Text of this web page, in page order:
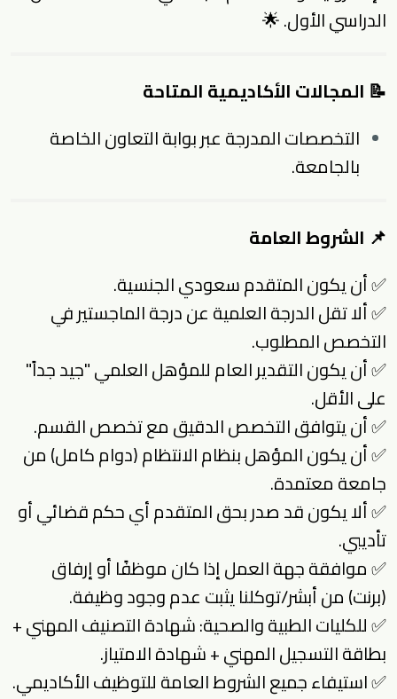
الدراسي الأول. 🌟
📝 المجالات الأكاديمية المتاحة
التخصصات المدرجة عبر بوابة التعاون الخاصة
بالجامعة.
📌 الشروط العامة
✅ أن يكون المتقدم سعودي الجنسية.
✅ ألا تقل الدرجة العلمية عن درجة الماجستير في
التخصص المطلوب.
✅ أن يكون التقدير العام للمؤهل العلمي "جيد جداً"
على الأقل.
✅ أن يتوافق التخصص الدقيق مع تخصص القسم.
✅ أن يكون المؤهل بنظام الانتظام (دوام كامل) من
جامعة معتمدة.
✅ ألا يكون قد صدر بحق المتقدم أي حكم قضائي أو
تأديبي.
✅ موافقة جهة العمل إذا كان موظفًا أو إرفاق
(برنت) من أبشر/توكلنا يثبت عدم وجود وظيفة.
✅ للكليات الطبية والصحية: شهادة التصنيف المهني +
بطاقة التسجيل المهني + شهادة الامتياز.
✅ استيفاء جميع الشروط العامة للتوظيف الأكاديمي.